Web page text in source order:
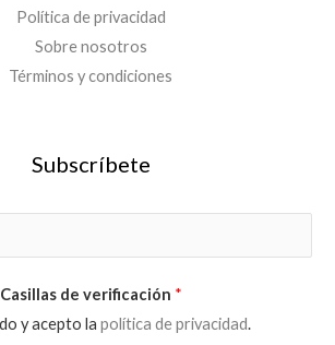
Política de privacidad
Sobre nosotros
Términos y condiciones
Subscríbete
Casillas de verificación *
y acepto la política de privacidad.